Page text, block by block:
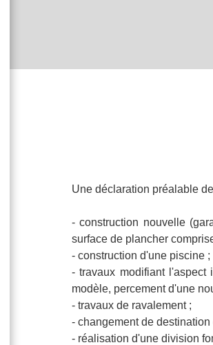
Une déclaration préalable
- construction nouvelle
surface de plancher
- construction d'une piscine ;
- travaux modifiant l'aspect
modèle, percement d'une
- travaux de ravalement ;
- changement de
- réalisation d'une division